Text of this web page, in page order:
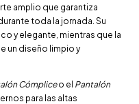
amplio que garantiza
toda la jornada. Su
y elegante, mientras que la
un diseño limpio y
Cómpliceo el Pantalón
para las altas